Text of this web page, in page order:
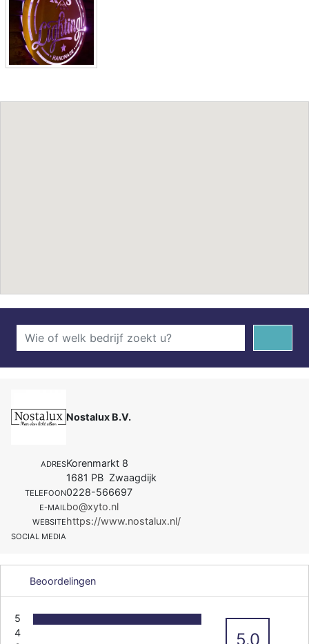
Nostalux B.V.
ADRESKorenmarkt 8
1681 PB Zwaagdijk
TELEFOON0228-566697
E-MAILbo@xyto.nl
WEBSITEhttps://www.nostalux.nl/
SOCIAL MEDIA
Beoordelingen
5
4
5.0